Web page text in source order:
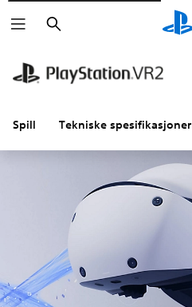
Søk
Spill Tekniske spesifikasjoner